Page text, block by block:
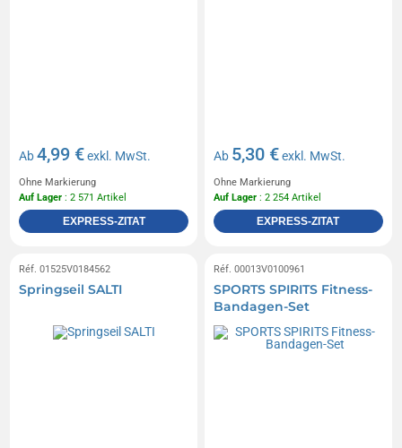
Ab4,99 €exkl. MwSt.
Ohne Markierung
Auf Lager : 2 571 Artikel
EXPRESS-ZITAT
Ab 5,30 €exkl. MwSt.
Ohne Markierung
Auf Lager : 2 254 Artikel
EXPRESS-ZITAT
Réf. 01525V0184562
Springseil SALTI
Réf. 00013V0100961
SPORTS SPIRITS Fitness-
Bandagen-Set